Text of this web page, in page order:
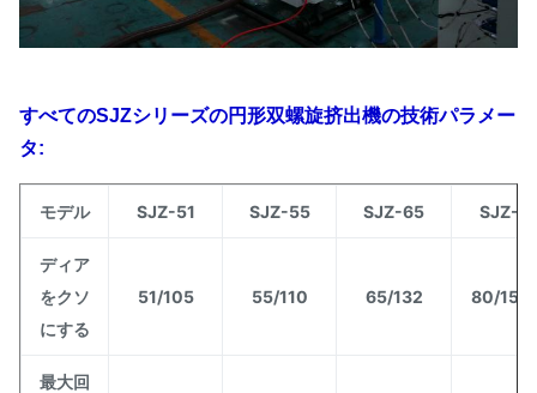
すべてのSJZシリーズの円形双螺旋挤出機の技術パラメー
タ:
モデル SJZ-51 SJZ-55 SJZ-65 SJZ-
ディア
をクソ
にする
51/105 55/110 65/132 80/156
最大回